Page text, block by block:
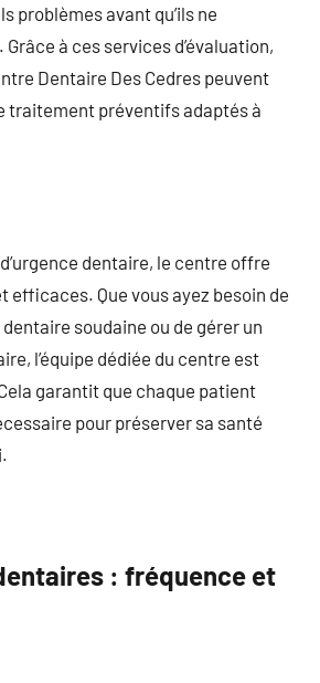
problèmes avant qu’ils ne
à ces services d’évaluation,
Dentaire Des Cedres peuvent
traitement préventifs adaptés à
dentaire, le centre offre
efficaces. Que vous ayez besoin de
soudaine ou de gérer un
l’équipe dédiée du centre est
garantit que chaque patient
pour préserver sa santé
: fréquence et